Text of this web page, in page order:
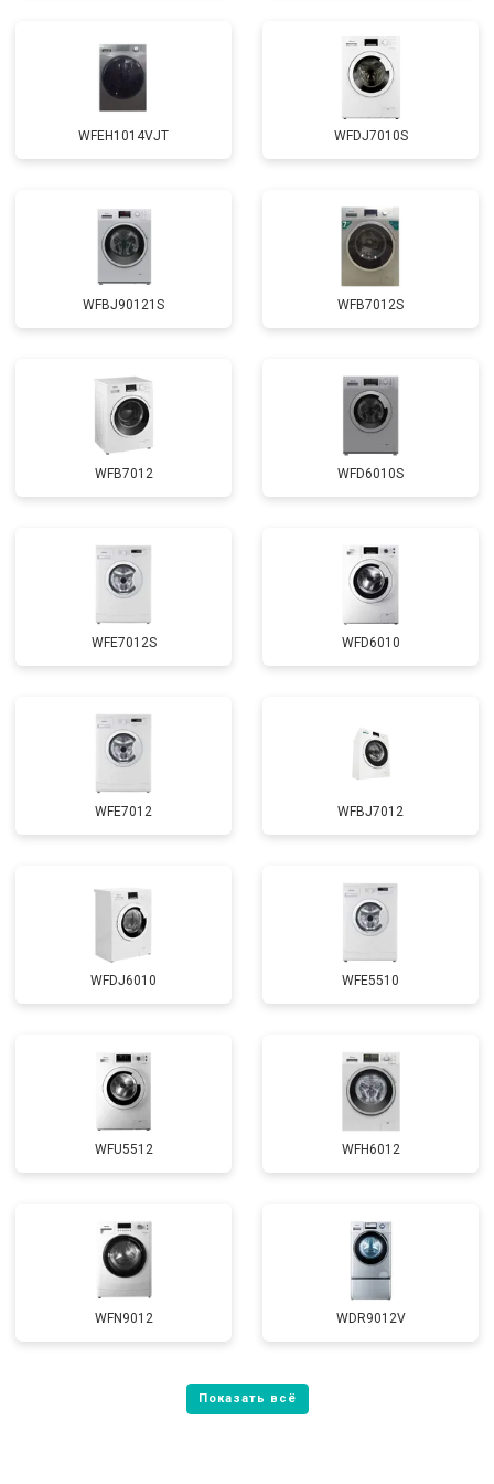
Замена амортизаторов от 2000 ₽ Заказать
Замена подшипников от 2800 ₽ Заказать
Замена мотора от 3800 ₽ Заказать
температуры
от 2200 ₽ Заказать
Замена ТЭН от 2300 ₽ Заказать
Замена заливного шланга от 2150 ₽ Заказать
Замена прессостата от 3350 ₽
Замена сливного насоса от 3450 ₽ Заказать
Замена УБЛ от 2100 ₽ Заказать
Замена приводного ремня от 2550 ₽ Заказать
WFEH1014VJT WFDJ7010S
WFBJ90121S WFB7012S
WFB7012 WFD6010S
WFE7012S WFD6010
WFE7012 WFBJ7012
WFDJ6010 WFE5510
WFU5512 WFH6012
WFN9012 WDR9012V